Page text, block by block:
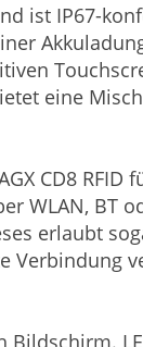
ist IP67-
eine
CD8 RFID
WLAN, BT
erlaubt
Verbindung
Bildschirm.